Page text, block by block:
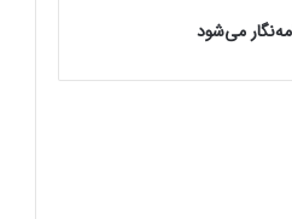
می‌شود